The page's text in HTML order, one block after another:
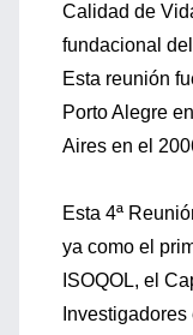
Calidad de
fundacional
Esta reunión
Porto Alegre
Aires en el
Esta 4ª
ya como el
ISOQOL, el